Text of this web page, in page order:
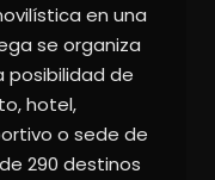
en una
se organiza
posibilidad de
hotel,
o sede de
290 destinos